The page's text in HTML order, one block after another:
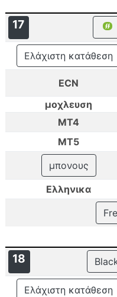
17
Ελάχιστη κατάθεση
ECN
μοχλευση
MT4
MT5
μπονους
Ελληνικα
18
Ελάχιστη κατάθεση